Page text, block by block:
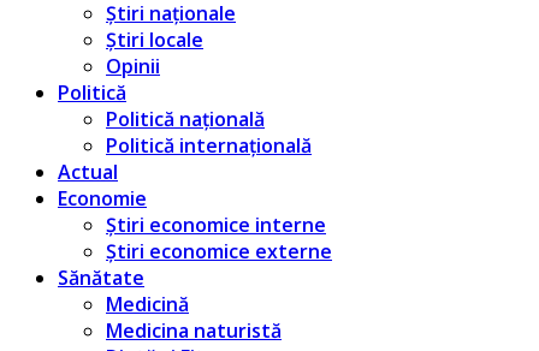
Știri naționale
Știri locale
Opinii
Politică
Politică națională
Politică internațională
Actual
Economie
Știri economice interne
Știri economice externe
Sănătate
Medicină
Medicina naturistă